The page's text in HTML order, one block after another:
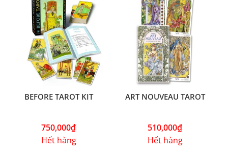
BEFORE TAROT KIT
750,000₫
Hết hàng
ART NOUVEAU TAROT
510,000₫
Hết hàng